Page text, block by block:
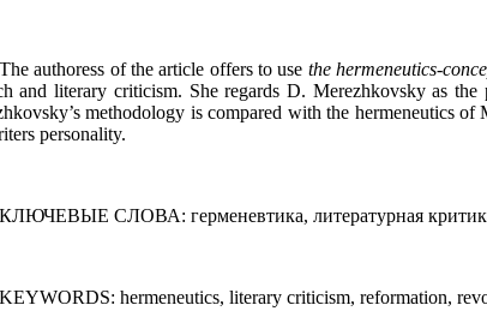
The authoress of the article offers to use the hermeneutics-
and literary criticism. She regards D. Merezhkovsky as
methodology is compared with the hermeneutics
personality.
КЛЮЧЕВЫЕ СЛОВА: герменевтика, литературная
KEYWORDS: hermeneutics, literary criticism, reformation,